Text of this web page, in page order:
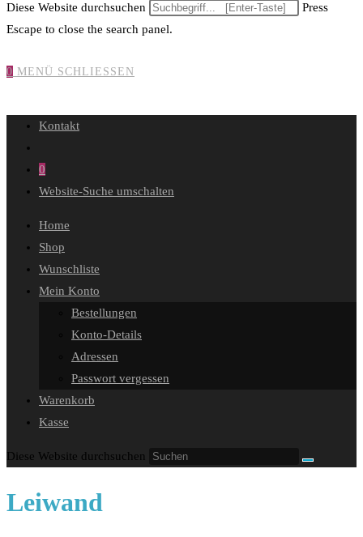
Diese Website durchsuchen
Press
Escape to close the search panel.
0 MENÜ SCHLIESSEN
Kontakt
0
Website-Suche umschalten
Home
Shop
Wunschliste
Mein Konto
Bestellungen
Konto-Details
Adressen
Passwort vergessen
Warenkorb
Kasse
Diese Website durchsuchen
Leiwand